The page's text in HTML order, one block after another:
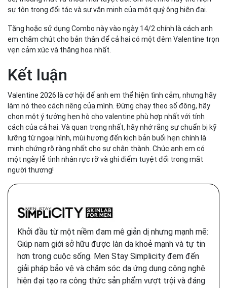
sự tôn trọng đối tác và sự văn minh của một quý ông hiện đại.
Tặng hoặc sử dụng Combo này vào ngày 14/2 chính là cách anh
em chăm chút cho bản thân để cả hai có một đêm Valentine trọn
vẹn cảm xúc và thăng hoa nhất.
Kết luận
Valentine 2026 là cơ hội để anh em thể hiện tình cảm, nhưng hãy
làm nó theo cách riêng của mình. Đừng chạy theo số đông, hãy
chọn một ý tưởng hẹn hò cho valentine phù hợp nhất với tính
cách của cả hai. Và quan trọng nhất, hãy nhớ rằng sự chuẩn bị kỹ
lưỡng từ ngoại hình, mùi hương đến kịch bản buổi hẹn chính là
minh chứng rõ ràng nhất cho sự chân thành. Chúc anh em có
một ngày lễ tình nhân rực rỡ và ghi điểm tuyệt đối trong mắt
người thương!
Khởi đầu từ một niềm đam mê giản dị nhưng mạnh mẽ:
Giúp nam giới sở hữu được làn da khoẻ mạnh và tự tin
hơn trong cuộc sống. Men Stay Simplicity đem đến
giải pháp bảo vệ và chăm sóc da ứng dụng công nghệ
hiện đại tạo ra công thức sản phẩm vượt trội và đáng